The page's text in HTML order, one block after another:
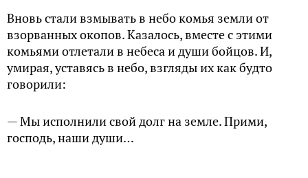
Вновь стали взмывать в небо комья земли от
взорванных окопов. Казалось, вместе с этими
комьями отлетали в небеса и души бойцов. И,
умирая, уставясь в небо, взгляды их как будто
говорили:
— Мы исполнили свой долг на земле. Прими,
господь, наши души…